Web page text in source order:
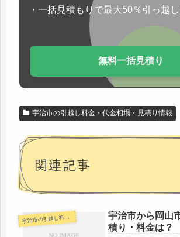
・一括見積もりで最大50％引っ越
無料一括見積り
宇治市の引越し料金・代金相場・見積り情報
関連記事
宇治市の引越し料金・代金相場・見積り情報
宇治市から岡山
積り・料金は？